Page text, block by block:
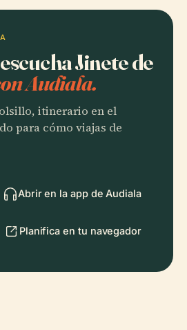
Jinete de
Audiala.
itinerario en el
para cómo viajas de
Abrir en la app de Audiala
Planifica en tu navegador